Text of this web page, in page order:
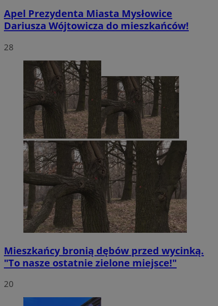
Apel Prezydenta Miasta Mysłowice
Dariusza Wójtowicza do mieszkańców!
28
Mieszkańcy bronią dębów przed wycinką.
"To nasze ostatnie zielone miejsce!"
20